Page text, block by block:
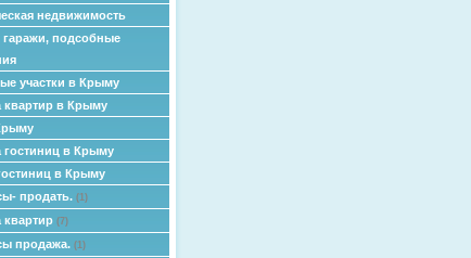
недвижимость
гаражи, подсобные
участки в Крыму
квартир в Крыму
гостиниц в Крыму
в Крыму
продать. (1)
(7)
продажа. (1)